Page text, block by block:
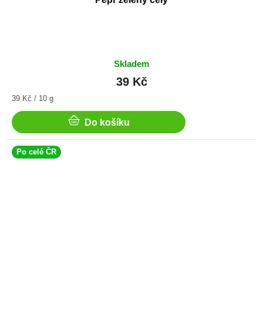
Skladem
39 Kč
Měrná
39 Kč / 10 g
Do košíku
Po celé ČR